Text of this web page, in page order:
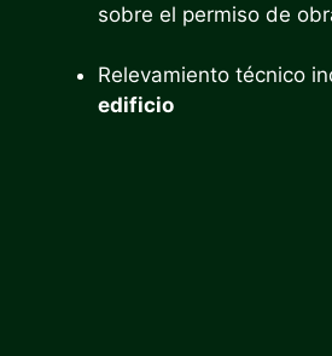
sobre el permiso de
Relevamiento técnico
edificio